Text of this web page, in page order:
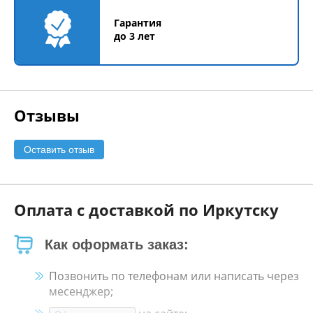
Гарантия
до 3 лет
Отзывы
Оставить отзыв
Оплата с доставкой по Иркутску
Как оформать заказ:
Позвонить по телефонам или написать через
месенджер;